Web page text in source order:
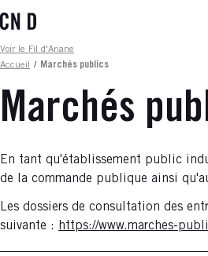
au
principal
Fil d'ariane
Voir le Fil d'Ariane
Accueil
/ Marchés publics
Marchés
En tant qu'établissement public
de la commande publique ainsi
Les dossiers de consultation des
suivante :
https://www.marches-